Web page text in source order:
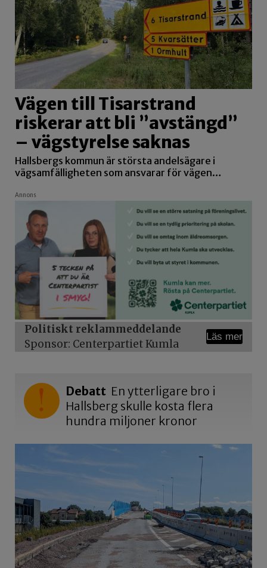
Vägen till Tisarstrand
riskerar att bli ”avstängd”
– vägstyrelse saknas
Hallsbergs kommun är största andelsägare i
vägsamfälligheten som ansvarar för vägen…
Annons
Politiskt reklammeddelande
Sponsor: Centerpartiet Kumla
Läs mer
Debatt En ytterligare bro i
Hallsberg skulle kosta flera
hundra miljoner kronor